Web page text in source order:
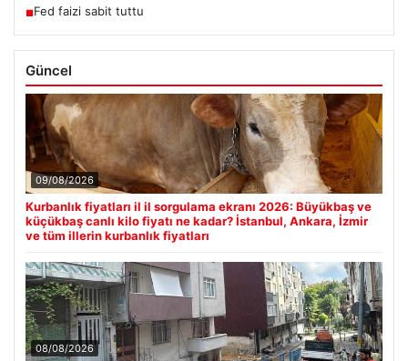
■Fed faizi sabit tuttu
Güncel
09/08/2026
Kurbanlık fiyatları il il sorgulama ekranı 2026: Büyükbaş ve
küçükbaş canlı kilo fiyatı ne kadar? İstanbul, Ankara, İzmir
ve tüm illerin kurbanlık fiyatları
08/08/2026